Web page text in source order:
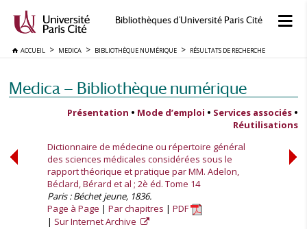
Bibliothèques d'Université Paris Cité
ACCUEIL MEDICA BIBLIOTHÈQUE NUMÉRIQUE RÉSULTATS DE RECHERCHE
Medica — Bibliothèque numérique
Présentation • Mode d’emploi • Services associés •
Réutilisations
Dictionnaire de médecine ou répertoire général
des sciences médicales considérées sous le
rapport théorique et pratique par MM. Adelon,
Béclard, Bérard et al ; 2è éd. Tome 14
Paris : Béchet jeune, 1836.
Page à Page
Par chapitres
PDF
Sur Internet Archive